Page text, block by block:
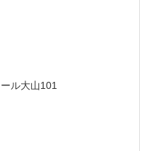
ル大山101